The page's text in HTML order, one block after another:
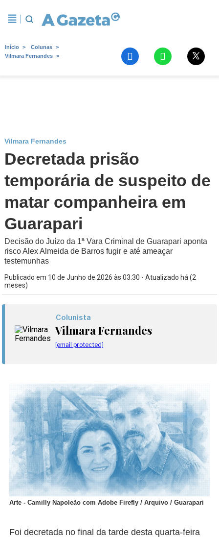
Início
Colunas
Vilmara Fernandes
Vilmara Fernandes
Decretada prisão
temporária de suspeito de
matar companheira em
Guarapari
Decisão do Juízo da 1ª Vara Criminal de Guarapari aponta
risco Alex Almeida de Barros fugir e até ameaçar
testemunhas
Publicado em 10 de Junho de 2026 às 03:30 - Atualizado há (2
meses)
Colunista
Vilmara Fernandes
[email protected]
Arte - Camilly Napoleão com Adobe Firefly / Arquivo / Guarapari
Foi decretada no final da tarde desta quarta-feira